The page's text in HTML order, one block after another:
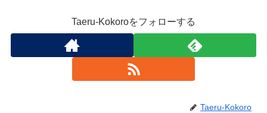
Taeru-Kokoroをフォローする
Taeru-Kokoro